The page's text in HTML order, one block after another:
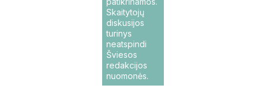
Skaitytojų
diskusijos
turinys
neatspindi
Šviesos
redakcijos
nuomonės.